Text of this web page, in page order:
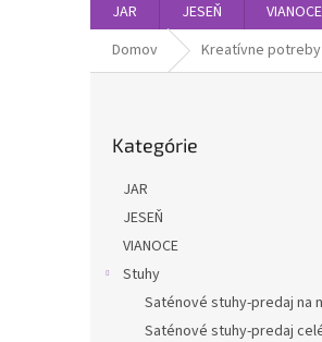
JAR JESEŇ VIANOCE
Domov
Kreatívne potreby
kategórie
Kategórie
JAR
JESEŇ
VIANOCE
Stuhy
Saténové stuhy-predaj na
Saténové stuhy-predaj